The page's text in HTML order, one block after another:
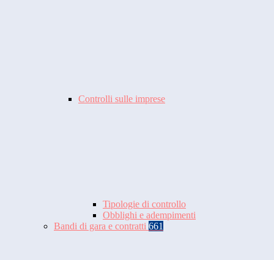
Controlli sulle imprese
Tipologie di controllo
Obblighi e adempimenti
Bandi di gara e contratti 661